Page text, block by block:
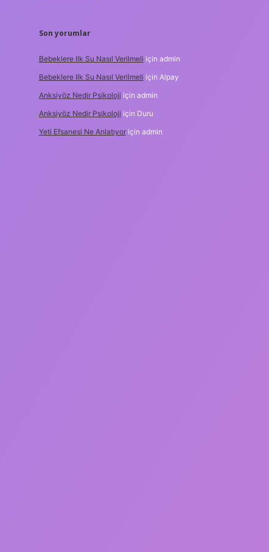
Son yorumlar
Bebeklere Ilk Su Nasıl Verilmeli için admin
Bebeklere Ilk Su Nasıl Verilmeli için Alpay
Anksiyöz Nedir Psikoloji için admin
Anksiyöz Nedir Psikoloji için Duru
Yeti Efsanesi Ne Anlatıyoriçin admin